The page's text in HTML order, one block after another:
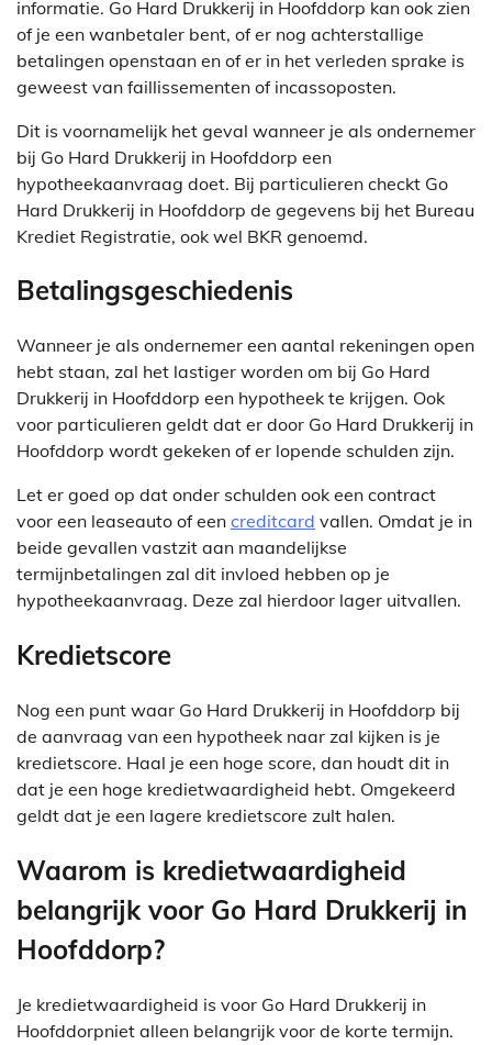
informatie. Go Hard Drukkerij in Hoofddorp kan ook zien
of je een wanbetaler bent, of er nog achterstallige
betalingen openstaan en of er in het verleden sprake is
geweest van faillissementen of incassoposten.
Dit is voornamelijk het geval wanneer je als ondernemer
bij Go Hard Drukkerij in Hoofddorp een
hypotheekaanvraag doet. Bij particulieren checkt Go
Hard Drukkerij in Hoofddorp de gegevens bij het Bureau
Krediet Registratie, ook wel BKR genoemd.
Betalingsgeschiedenis
Wanneer je als ondernemer een aantal rekeningen open
hebt staan, zal het lastiger worden om bij Go Hard
Drukkerij in Hoofddorp een hypotheek te krijgen. Ook
voor particulieren geldt dat er door Go Hard Drukkerij in
Hoofddorp wordt gekeken of er lopende schulden zijn.
Let er goed op dat onder schulden ook een contract
voor een leaseauto of een creditcard vallen. Omdat je in
beide gevallen vastzit aan maandelijkse
termijnbetalingen zal dit invloed hebben op je
hypotheekaanvraag. Deze zal hierdoor lager uitvallen.
Kredietscore
Nog een punt waar Go Hard Drukkerij in Hoofddorp bij
de aanvraag van een hypotheek naar zal kijken is je
kredietscore. Haal je een hoge score, dan houdt dit in
dat je een hoge kredietwaardigheid hebt. Omgekeerd
geldt dat je een lagere kredietscore zult halen.
Waarom is kredietwaardigheid
belangrijk voor Go Hard Drukkerij in
Hoofddorp?
Je kredietwaardigheid is voor Go Hard Drukkerij in
Hoofddorpniet alleen belangrijk voor de korte termijn.